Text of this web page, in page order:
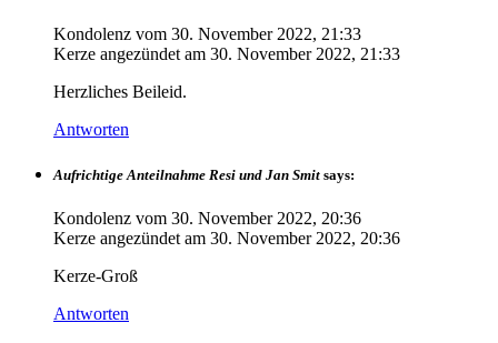
Kondolenz vom 30. November 2022, 21:33
Kerze angezündet am 30. November 2022, 21:33
Herzliches Beileid.
Antworten
Aufrichtige Anteilnahme Resi und Jan Smit says:
Kondolenz vom 30. November 2022, 20:36
Kerze angezündet am 30. November 2022, 20:36
Kerze-Groß
Antworten